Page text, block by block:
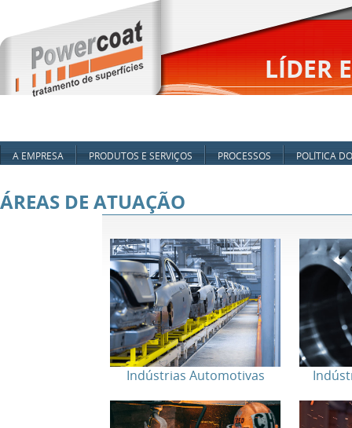
LÍDER
A EMPRESA PRODUTOS E SERVIÇOS PROCESSOS POLÍTICA
ÁREAS DE ATUAÇÃO
Indústrias Automotivas